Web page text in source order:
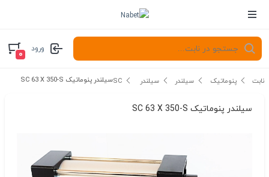
ورود
۰
نابت پنوماتیک سیلندر سیلندر SC سیلندر پنوماتیک SC 63 X 350-S
سیلندر پنوماتیک SC 63 X 350-S